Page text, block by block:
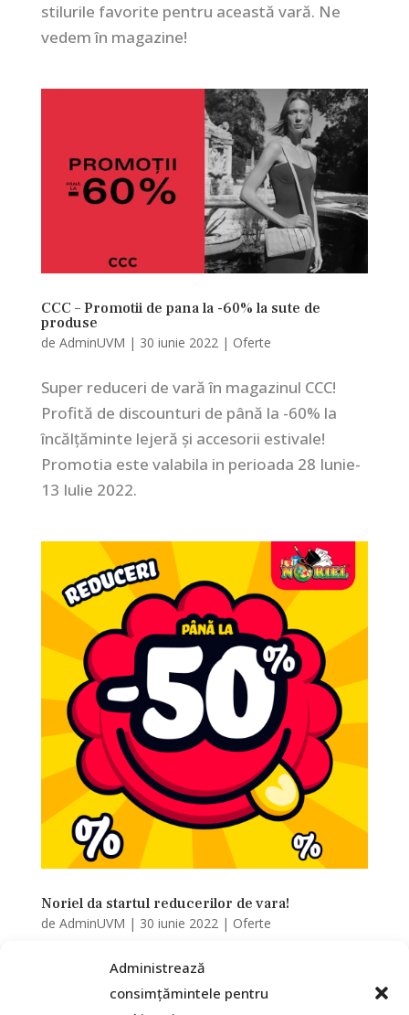
Administrează
consimțămintele pentru
stilurile favorite pentru această vară. Ne
vedem în magazine!
CCC – Promotii de pana la -60% la sute de
produse
de AdminUVM | 30 iunie 2022| Oferte
Super reduceri de vară în magazinul CCC!
Profită de discounturi de până la -60% la
încălțăminte lejeră și accesorii estivale!
Promotia este valabila in perioada 28 Iunie-
13 Iulie 2022.
Noriel da startul reducerilor de vara!
de AdminUVM | 30 iunie 2022| Oferte
Vesti insorite pentru o vara cu chef de joaca
😍❤️😎 La Noriel am dat startul reducerilor